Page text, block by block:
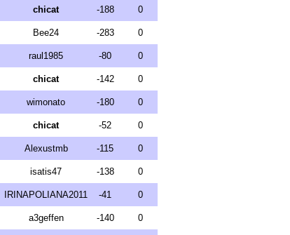
chicat -188 0
Bee24 -283 0
raul1985 -80 0
chicat -142 0
wimonato -180 0
chicat -52 0
Alexustmb -115 0
isatis47 -138 0
IRINAPOLIANA2011 -41 0
a3geffen -140 0